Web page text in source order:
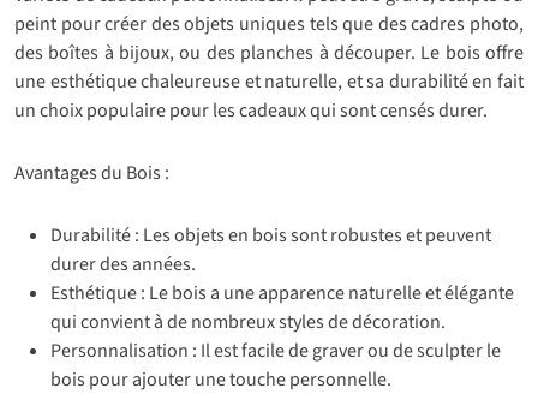
peint pour créer des objets uniques tels que des cadres photo,
des boîtes à bijoux, ou des planches à découper. Le bois offre
une esthétique chaleureuse et naturelle, et sa durabilité en fait
un choix populaire pour les cadeaux qui sont censés durer.
Avantages du Bois :
Durabilité : Les objets en bois sont robustes et peuvent
durer des années.
Esthétique : Le bois a une apparence naturelle et élégante
qui convient à de nombreux styles de décoration.
Personnalisation : Il est facile de graver ou de sculpter le
bois pour ajouter une touche personnelle.